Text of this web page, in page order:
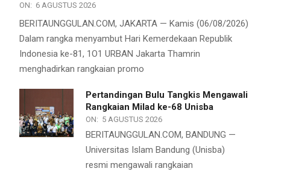
ON: 6 AGUSTUS 2026
BERITAUNGGULAN.COM, JAKARTA — Kamis (06/08/2026)
Dalam rangka menyambut Hari Kemerdekaan Republik
Indonesia ke-81, 1O1 URBAN Jakarta Thamrin
menghadirkan rangkaian promo
Pertandingan Bulu Tangkis Mengawali
Rangkaian Milad ke-68 Unisba
ON: 5 AGUSTUS 2026
BERITAUNGGULAN.COM, BANDUNG —
Universitas Islam Bandung (Unisba)
resmi mengawali rangkaian